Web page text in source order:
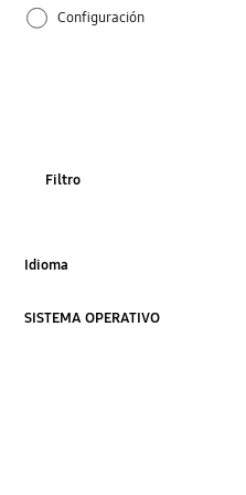
Configuración
Filtro
Idioma
SISTEMA OPERATIVO